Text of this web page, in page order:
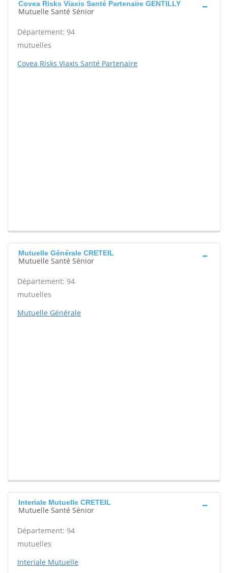
Covea Risks Viaxis Santé Partenaire GENTILLY
Mutuelle Santé Sénior
Département: 94
mutuelles
Covea Risks Viaxis Santé Partenaire
Mutuelle Générale CRETEIL
Mutuelle Santé Sénior
Département: 94
mutuelles
Mutuelle Générale
Interiale Mutuelle CRETEIL
Mutuelle Santé Sénior
Département: 94
mutuelles
Interiale Mutuelle